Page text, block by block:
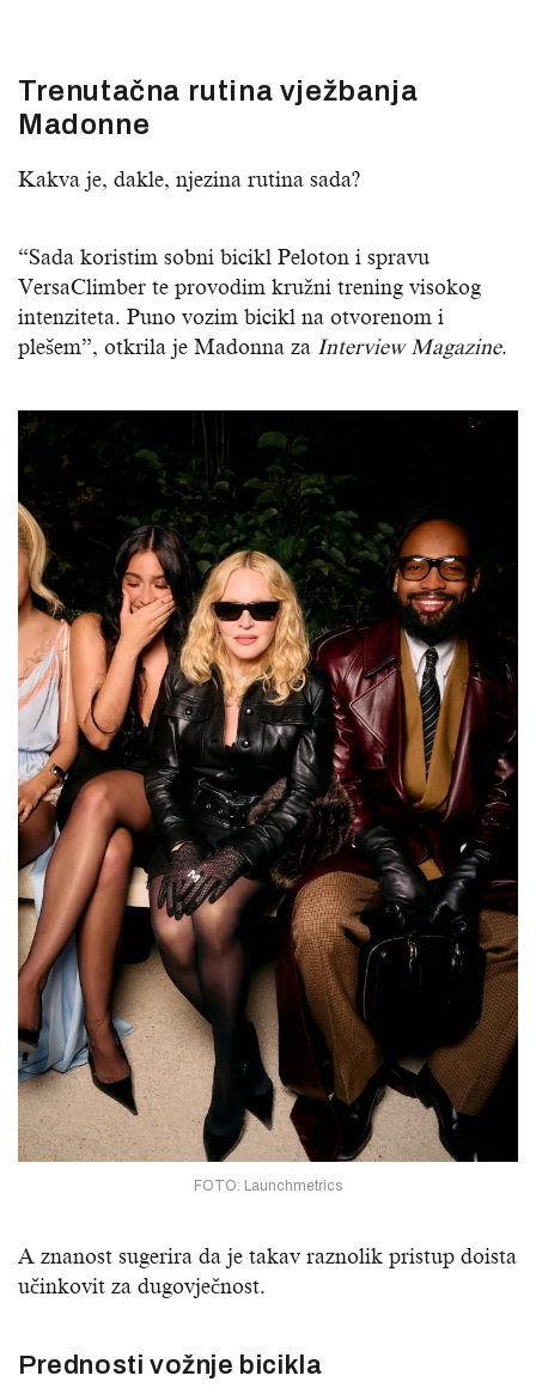
Trenutačna rutina vježbanja
Madonne
Kakva je, dakle, njezina rutina sada?
“Sada koristim sobni bicikl Peloton i spravu
VersaClimber te provodim kružni trening visokog
intenziteta. Puno vozim bicikl na otvorenom i
plešem”, otkrila je Madonna za Interview Magazine.
FOTO: Launchmetrics
A znanost sugerira da je takav raznolik pristup doista
učinkovit za dugovječnost.
Prednosti vožnje bicikla